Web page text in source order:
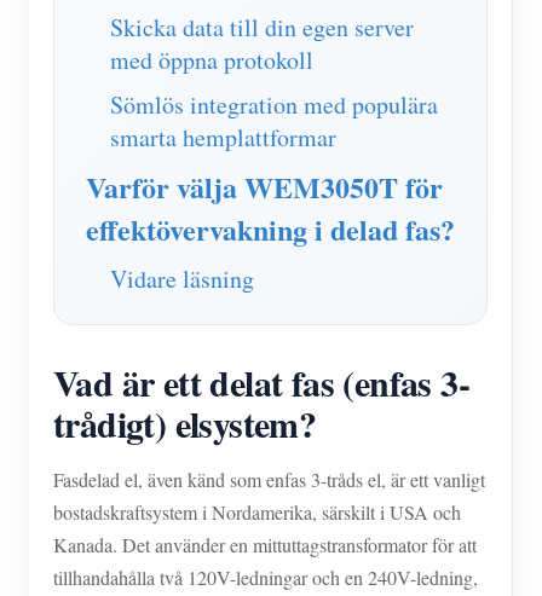
Skicka data till din egen server
med öppna protokoll
Sömlös integration med populära
smarta hemplattformar
Varför välja WEM3050T för
effektövervakning i delad fas?
Vidare läsning
Vad är ett delat fas (enfas 3-
trådigt) elsystem?
Fasdelad el, även känd som enfas 3-tråds el, är ett vanligt
bostadskraftsystem i Nordamerika, särskilt i USA och
Kanada. Det använder en mittuttagstransformator för att
tillhandahålla två 120V-ledningar och en 240V-ledning,